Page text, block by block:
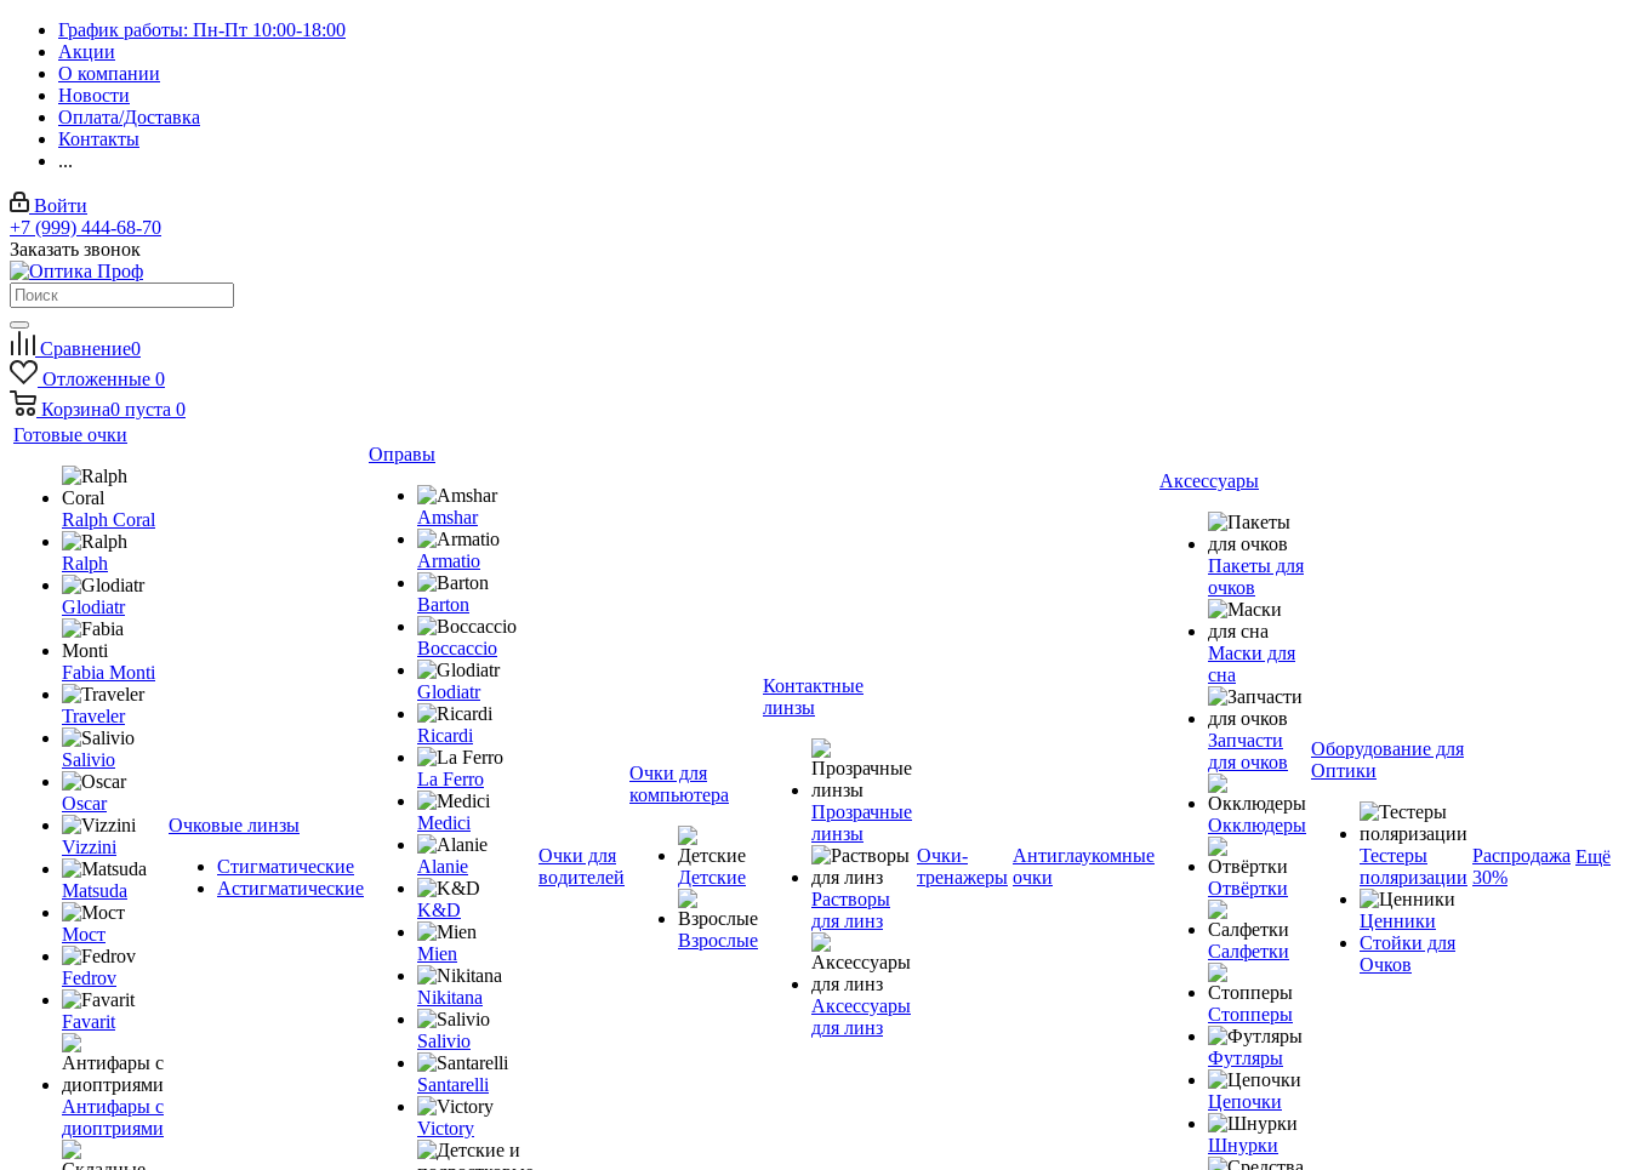
График работы: Пн-Пт 10:00-18:00
Акции
О компании
Новости
Оплата/Доставка
Контакты
...
Войти
+7 (999) 444-68-70
Заказать звонок
Сравнение0
Отложенные 0
Корзина0 пуста 0
Готовые очки
Ralph Coral
Ralph
Glodiatr
Fabia Monti
Traveler
Salivio
Oscar
Vizzini
Matsuda
Мост
Fedrov
Favarit
Антифары с
диоптриями
Очковые линзы
Стигматические
Астигматические
Оправы
Amshar
Armatio
Barton
Boccaccio
Glodiatr
Ricardi
La Ferro
Medici
Alanie
K&D
Mien
Nikitana
Salivio
Santarelli
Victory
Очки для
водителей
Очки для
компьютера
Детские
Взрослые
Контактные
линзы
Прозрачные
линзы
Растворы
для линз
Аксессуары
для линз
Очки-
тренажеры
Антиглаукомные
очки
Аксессуары
Пакеты для
очков
Маски для
сна
Запчасти
для очков
Окклюдеры
Отвёртки
Салфетки
Стопперы
Футляры
Цепочки
Шнурки
Оборудование для
Оптики
Тестеры
поляризации
Ценники
Стойки для
Очков
Распродажа
30%
Ещё